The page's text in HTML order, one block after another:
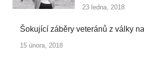
23 ledna, 2018
Šokující záběry veteránů z války
15 února, 2018